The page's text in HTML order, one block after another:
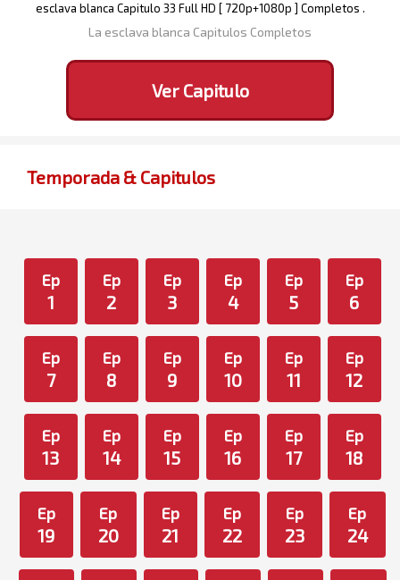
esclava blanca Capitulo 33 Full HD [ 720p+1080p ] Completos .
La esclava blanca Capitulos Completos
Ver Capitulo
Temporada & Capitulos
Ep
1
Ep
2
Ep
3
Ep
4
Ep
5
Ep
6
Ep
7
Ep
8
Ep
9
Ep
10
Ep
11
Ep
12
Ep
13
Ep
14
Ep
15
Ep
16
Ep
17
Ep
18
Ep
19
Ep
20
Ep
21
Ep
22
Ep
23
Ep
24